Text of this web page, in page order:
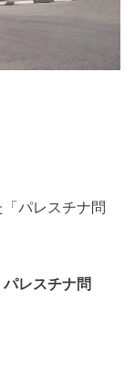
パレスチナ問
レスチナ問